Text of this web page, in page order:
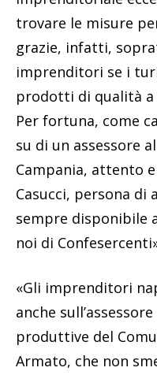
trovare le misure
grazie, infatti,
imprenditori se i
prodotti di qualità a
Per fortuna, come
su di un assessore
Campania, attento
Casucci, persona di
sempre disponibile
noi di
«Gli imprenditori
anche
produttive del
Armato, che non